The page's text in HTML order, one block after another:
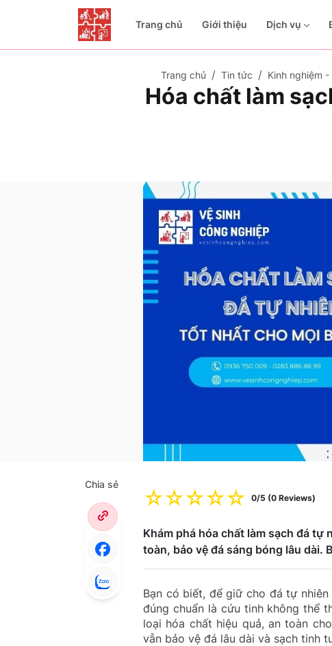
Trang chủ Giới thiệu Dịch vụ
Trang chủ Tin tức Kinh nghiệm
Hóa chất làm
Chia sẻ
☆
☆
☆
☆
☆ 0/5 (0 Reviews)
Khám phá hóa chất làm sạch đá tự
toàn, bảo vệ đá sáng bóng lâu dài.
Bạn có biết, để giữ cho đá tự
đúng chuẩn là cứu tinh không thể
loại hóa chất hiệu quả, an toàn
vẫn bảo vệ đá lâu dài và sạch tinh